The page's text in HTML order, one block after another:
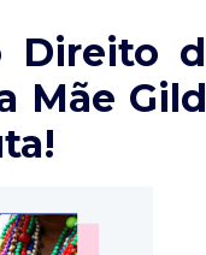
Direito
Mãe